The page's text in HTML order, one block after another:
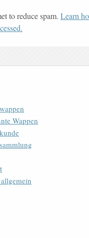
to reduce spam. Learn
Wappen